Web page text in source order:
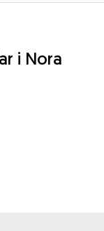
i Nora